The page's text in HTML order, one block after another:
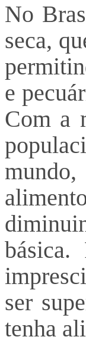
No
seca,
e
Com a
mundo,
básica.
ser
tenha